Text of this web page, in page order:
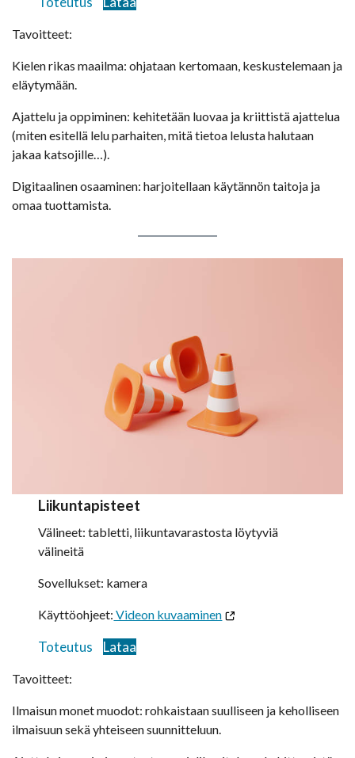
Tavoitteet:
Kielen rikas maailma: ohjataan kertomaan, keskustelemaan ja
eläytymään.
Ajattelu ja oppiminen: kehitetään luovaa ja kriittistä ajattelua
(miten esitellä lelu parhaiten, mitä tietoa lelusta halutaan
jakaa katsojille…).
Digitaalinen osaaminen: harjoitellaan käytännön taitoja ja
omaa tuottamista.
Liikuntapisteet
Välineet: tabletti, liikuntavarastosta löytyviä
välineitä
Sovellukset: kamera
Käyttöohjeet: Videon kuvaaminen
Toteutus Lataa
Tavoitteet:
Ilmaisun monet muodot: rohkaistaan suulliseen ja keholliseen
ilmaisuun sekä yhteiseen suunnitteluun.